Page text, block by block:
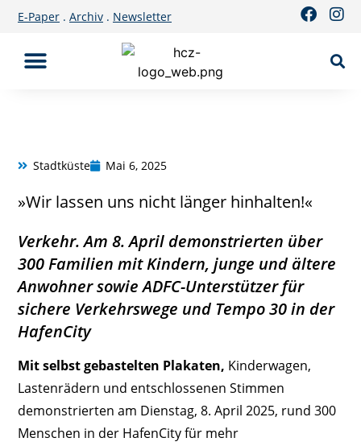
E-Paper . Archiv . Newsletter
Stadtküste Mai 6, 2025
»Wir lassen uns nicht länger hinhalten!«
Verkehr. Am 8. April demonstrierten über
300 Familien mit Kindern, junge und ältere
Anwohner sowie ADFC-Unterstützer für
sichere Verkehrswege und Tempo 30 in der
HafenCity
Mit selbst gebastelten Plakaten, Kinderwagen,
Lastenrädern und entschlossenen Stimmen
demonstrierten am Dienstag, 8. April 2025, rund 300
Menschen in der HafenCity für mehr